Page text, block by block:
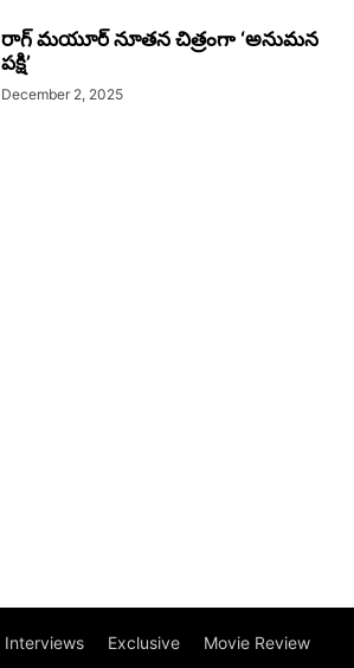
రాగ్ మయూర్ నూతన చిత్రంగా ‘అనుమన
పక్షి’
December 2, 2025
Interviews Exclusive Movie Review